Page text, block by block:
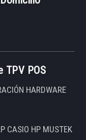
TPV POS
HARDWARE
CASIO HP MUSTEK